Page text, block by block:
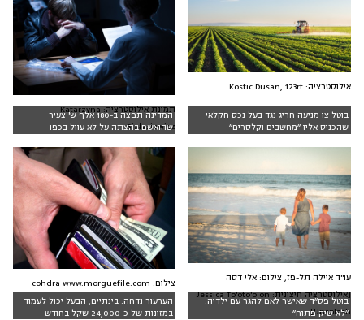
בוטל צו מניעה חריג נגד בעל נכס חקלאי
שהכניס אליו ״מחשבים וקלסרים״
אילוסטרציה: Kostic Dusan, 123rf
המדינה תפצה ב-180 אלף ש' צעיר
שהואשם בהצתה על לא עוול בכפו
תמונת אילוסטרציה: Katarzyna
Białasiewicz
בוטל פס״ד שאישר לאם להגר עם ילדיה:
״לא שיק פתוח״
עו"ד איילה תל-פז, צילום: אלי דסה
[אילוסטרציה חיצונית: Jessica To'oto'o on
Unsplash]
הערעור נדחה: בינתיים, הבעל יכול לעמוד
במזונות של כ-24,000 שקל בחודש
צילום: cohdra www.morguefile.com